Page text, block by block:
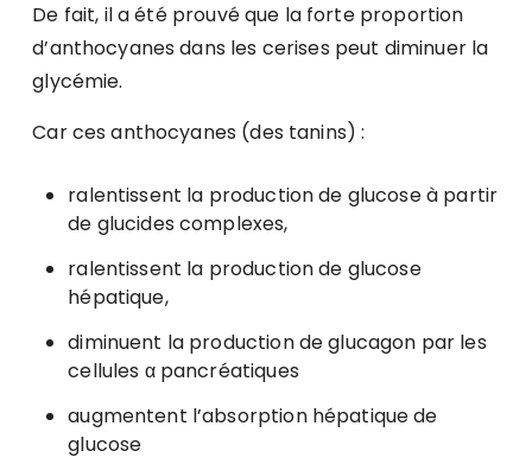
De fait, il a été prouvé que la forte proportion
d’anthocyanes dans les cerises peut diminuer la
glycémie.
Car ces anthocyanes (des tanins) :
ralentissent la production de glucose à partir
de glucides complexes,
ralentissent la production de glucose
hépatique,
diminuent la production de glucagon par les
cellules α pancréatiques
augmentent l’absorption hépatique de
glucose